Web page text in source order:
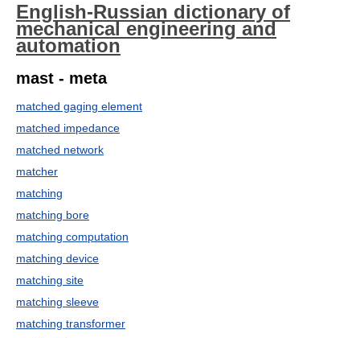
English-Russian dictionary of
mechanical engineering and
automation
mast - meta
matched gaging element
matched impedance
matched network
matcher
matching
matching bore
matching computation
matching device
matching site
matching sleeve
matching transformer